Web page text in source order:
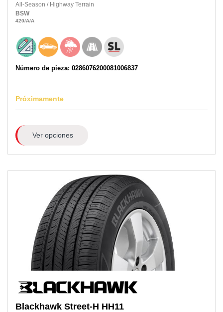
All-Season / Highway Terrain
BSW
420/A/A
Número de pieza: 0286076200081006837
Próximamente
Ver opciones
Blackhawk Street-H HH11